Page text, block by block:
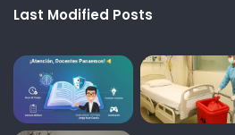
Last Modified Posts